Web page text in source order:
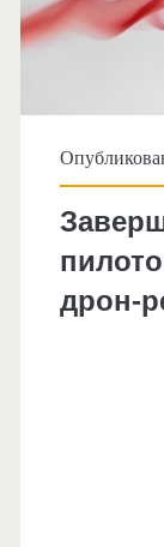
дрон-